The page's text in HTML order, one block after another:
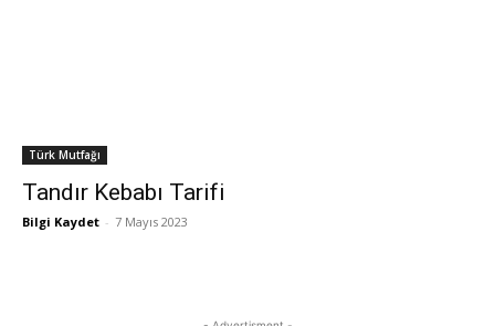
Türk Mutfağı
Tandır Kebabı Tarifi
Bilgi Kaydet - 7 Mayıs 2023